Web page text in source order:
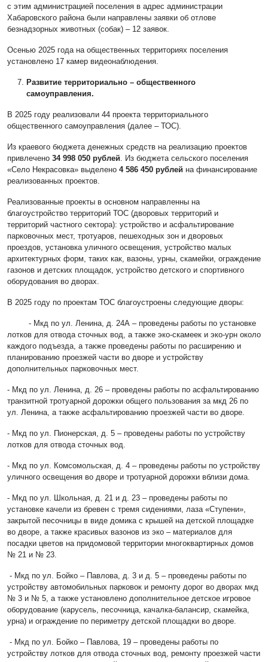
с этим администрацией поселения в адрес администрации
Хабаровского района были направлены заявки об отлове
безнадзорных животных (собак) – 12 заявок.
Осенью 2025 года на общественных территориях поселения
установлено 17 камер видеонаблюдения.
Развитие территориально – общественного
самоуправления.
В 2025 году реализовали 44 проекта территориального
общественного самоуправления (далее – ТОС).
Из краевого бюджета денежных средств на реализацию проектов
привлечено 34 998 050 рублей . Из бюджета сельского поселения
«Село Некрасовка» выделено 4 586 450 рублей на финансирование
реализованных проектов.
Реализованные проекты в основном направленны на
благоустройство территорий ТОС (дворовых территорий и
территорий частного сектора): устройство и асфальтирование
парковочных мест, тротуаров, пешеходных зон и дворовых
проездов, установка уличного освещения, устройство малых
архитектурных форм, таких как, вазоны, урны, скамейки, ограждение
газонов и детских площадок, устройство детского и спортивного
оборудования во дворах.
В 2025 году по проектам ТОС благоустроены следующие дворы:
- Мкд по ул. Ленина, д. 24А – проведены работы по установке
лотков для отвода сточных вод, а также эко-скамеек и эко-урн около
каждого подъезда, а также проведены работы по расширению и
планированию проезжей части во дворе и устройству
дополнительных парковочных мест.
- Мкд по ул. Ленина, д. 26 – проведены работы по асфальтированию
транзитной тротуарной дорожки общего пользования за мкд 26 по
ул. Ленина, а также асфальтированию проезжей части во дворе.
- Мкд по ул. Пионерская, д. 5 – проведены работы по устройству
лотков для отвода сточных вод.
- Мкд по ул. Комсомольская, д. 4 – проведены работы по устройству
уличного освещения во дворе и тротуарной дорожки вблизи дома.
- Мкд по ул. Школьная, д. 21 и д. 23 – проведены работы по
установке качели из бревен с тремя сидениями, лаза «Ступени»,
закрытой песочницы в виде домика с крышей на детской площадке
во дворе, а также красивых вазонов из эко – материалов для
посадки цветов на придомовой территории многоквартирных домов
№ 21 и № 23.
- Мкд по ул. Бойко – Павлова, д. 3 и д. 5 – проведены работы по
устройству автомобильных парковок и ремонту дорог во дворах мкд
№ 3 и № 5, а также установлено дополнительное детское игровое
оборудование (карусель, песочница, качалка-балансир, скамейка,
урна) и ограждение по периметру детской площадки во дворе.
- Мкд по ул. Бойко – Павлова, 19 – проведены работы по
устройству лотков для отвода сточных вод, ремонту проезжей части